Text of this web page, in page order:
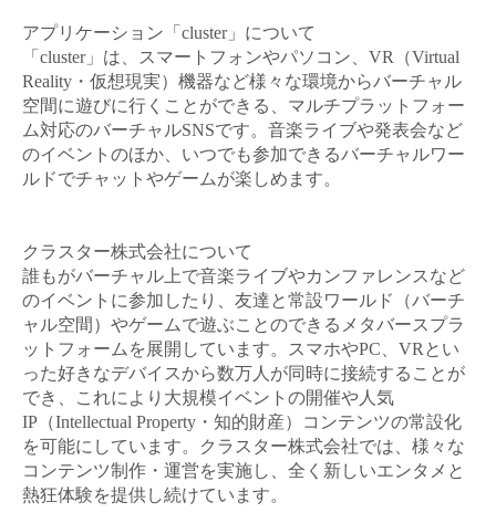
アプリケーション「 cluster」について
「 cluster」は、スマートフォンやパソコン、 VR （Virtual
Reality ・仮想現実）機器など様々な環境からバーチャル
空間に遊びに行くことができる、マルチプラットフォー
ム対応のバーチャルSNSです。音楽ライブや発表会など
のイベントのほか、いつでも参加できるバーチャルワー
ルドでチャットやゲームが楽しめます。
クラスター株式会社について
誰もがバーチャル上で音楽ライブやカンファレンスなど
のイベントに参加したり、友達と常設ワールド（バーチ
ャル空間）やゲームで遊ぶことのできるメタバースプラ
ットフォームを展開しています。スマホやPC VR とい
った好きなデバイスから数万人が同時に接続することが
でき、これにより大規模イベントの開催や人気
IP （Intellectual Property ・知的財産）コンテンツの常設化
を可能にしています。
クラスター株式会社では、様々な
コンテンツ制作・運営を実施し、全く新しいエンタメと
熱狂体験を提供し続けています。